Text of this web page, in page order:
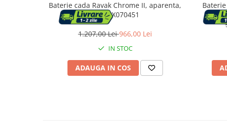
Mobilier bucatarie
Baterie cada Ravak Chrome II, aparenta,
crom, X070451
1.207,00 Lei966,00 Lei
IN STOC
ADAUGA IN COS